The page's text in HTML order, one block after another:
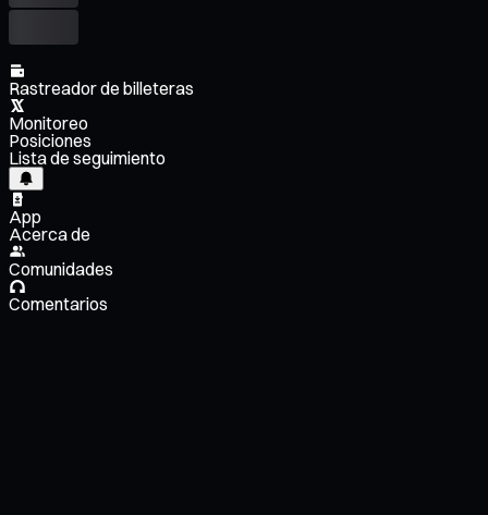
Rastreador de billeteras
Monitoreo
Posiciones
Lista de seguimiento
App
Acerca de
Comunidades
Comentarios